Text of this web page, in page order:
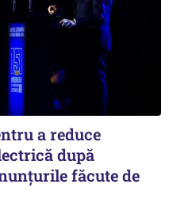
a reduce
după
făcute de